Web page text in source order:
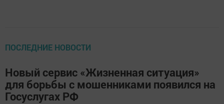
ПОСЛЕДНИЕ НОВОСТИ
Новый сервис «Жизненная ситуация»
для борьбы с мошенниками появился на
Госуслугах РФ